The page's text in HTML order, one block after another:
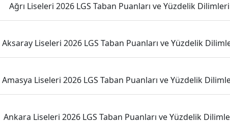
Ağrı Liseleri 2026 LGS Taban Puanları ve Yüzdelik Dilimleri
Aksaray Liseleri 2026 LGS Taban Puanları ve Yüzdelik
Amasya Liseleri 2026 LGS Taban Puanları ve Yüzdelik
Ankara Liseleri 2026 LGS Taban Puanları ve Yüzdelik